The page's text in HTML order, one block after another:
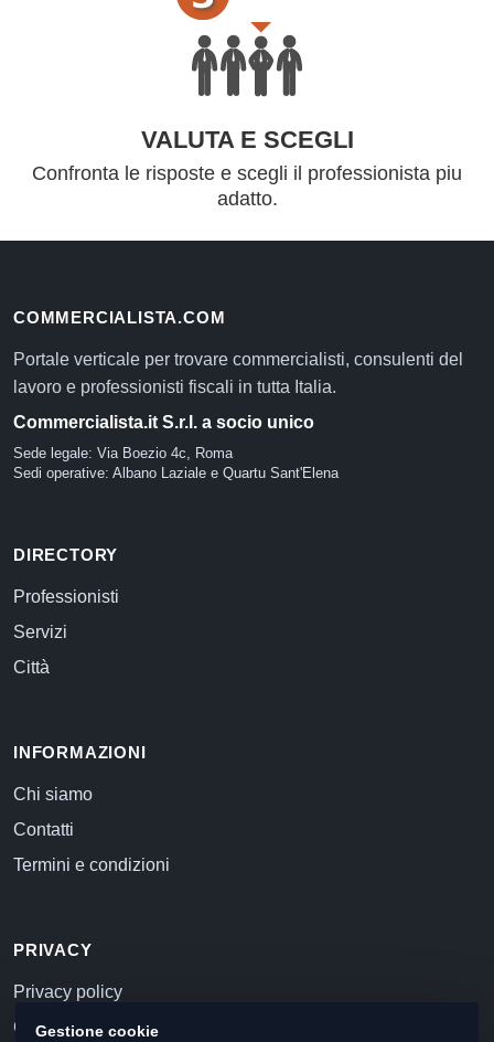
VALUTA E SCEGLI
Confronta le risposte e scegli il professionista piu
adatto.
COMMERCIALISTA.COM
Portale verticale per trovare commercialisti, consulenti del
lavoro e professionisti fiscali in tutta Italia.
Commercialista.it S.r.l. a socio unico
Sede legale: Via Boezio 4c, Roma
Sedi operative: Albano Laziale e Quartu Sant'Elena
DIRECTORY
Professionisti
Servizi
Città
INFORMAZIONI
Chi siamo
Contatti
Termini e condizioni
PRIVACY
Privacy policy
Cookie policy
Gestione cookie